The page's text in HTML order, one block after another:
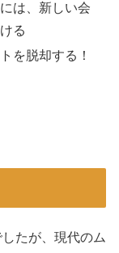
は、新しい会
る
を脱却する！
たが、現代のム